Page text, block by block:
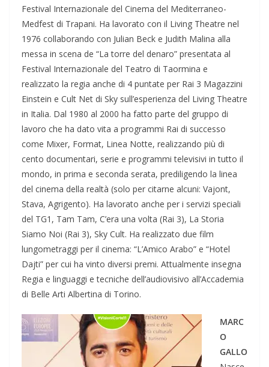
Festival Internazionale del Cinema del Mediterraneo-
Medfest di Trapani. Ha lavorato con il Living Theatre nel
1976 collaborando con Julian Beck e Judith Malina alla
messa in scena de “La torre del denaro” presentata al
Festival Internazionale del Teatro di Taormina e
realizzato la regia anche di 4 puntate per Rai 3 Magazzini
Einstein e Cult Net di Sky sull’esperienza del Living Theatre
in Italia. Dal 1980 al 2000 ha fatto parte del gruppo di
lavoro che ha dato vita a programmi Rai di successo
come Mixer, Format, Linea Notte, realizzando più di
cento documentari, serie e programmi televisivi in tutto il
mondo, in prima e seconda serata, prediligendo la linea
del cinema della realtà (solo per citarne alcuni: Vajont,
Stava, Agrigento). Ha lavorato anche per i servizi speciali
del TG1, Tam Tam, C’era una volta (Rai 3), La Storia
Siamo Noi (Rai 3), Sky Cult. Ha realizzato due film
lungometraggi per il cinema: “L’Amico Arabo” e “Hotel
Dajti” per cui ha vinto diversi premi. Attualmente insegna
Regia e linguaggi e tecniche dell’audiovisivo all’Accademia
di Belle Arti Albertina di Torino.
MARC
O
GALLO